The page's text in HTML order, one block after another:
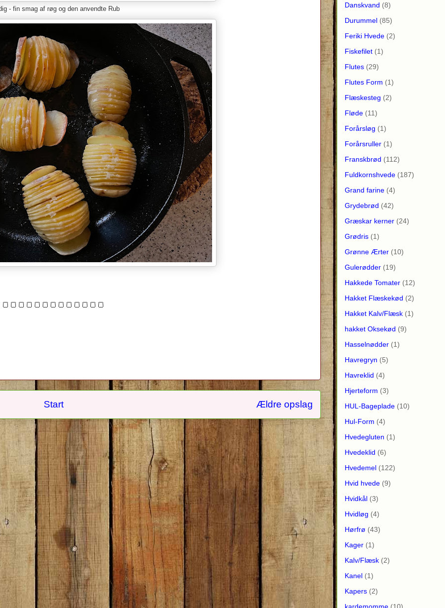
- fin smag af røg og den anvendte Rub
🍞🍞🍞🍞🍞🍞🍞🍞🍞🍞🍞🍞🍞
Ældre opslag
Start
Danskvand (8)
Durummel (85)
Feriki Hvede (2)
Fiskefilet (1)
Flutes (29)
Flutes Form (1)
Flæskesteg (2)
Fløde (11)
Forårsløg (1)
Forårsruller (1)
Franskbrød (112)
Fuldkornshvede (187)
Grand farine (4)
Grydebrød (42)
Græskar kerner (24)
Grødris (1)
Grønne Ærter (10)
Gulerødder (19)
Hakkede Tomater (12)
Hakket Flæskekød (2)
Hakket Kalv/Flæsk (1)
hakket Oksekød (9)
Hasselnødder (1)
Havregryn (5)
Havreklid (4)
Hjerteform (3)
HUL-Bageplade (10)
Hul-Form (4)
Hvedegluten (1)
Hvedeklid (6)
Hvedemel (122)
Hvid hvede (9)
Hvidkål (3)
Hvidløg (4)
Hørfrø (43)
Kager (1)
Kalv/Flæsk (2)
Kanel (1)
Kapers (2)
kardemomme (10)